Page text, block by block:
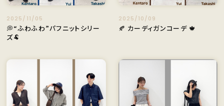
2025/11/05
💭“ふわふわ”パフニットシリー
ズ🐏
2025/10/09
🍂 カーディガンコーデ 🍁